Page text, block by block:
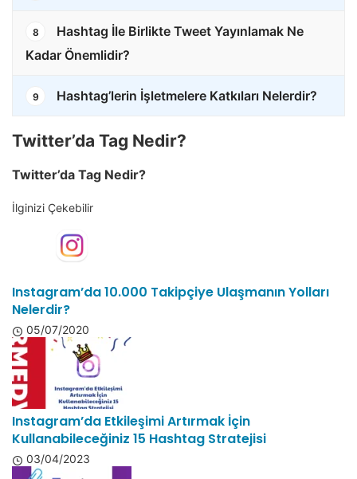
8
Hashtag İle Birlikte Tweet Yayınlamak Ne
Kadar Önemlidir?
9 Hashtag’lerin İşletmelere Katkıları Nelerdir?
Twitter’da Tag Nedir?
Twitter’da Tag Nedir?
İlginizi Çekebilir
Instagram’da 10.000 Takipçiye Ulaşmanın Yolları
Nelerdir?
05/07/2020
Instagram’da Etkileşimi Artırmak İçin
Kullanabileceğiniz 15 Hashtag Stratejisi
03/04/2023